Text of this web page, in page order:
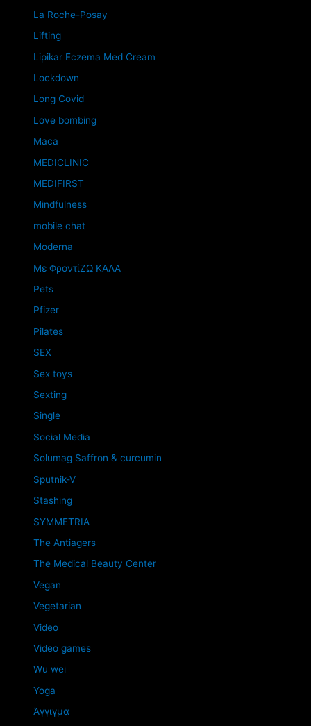
La Roche-Posay
Lifting
Lipikar Eczema Med Cream
Lockdown
Long Covid
Love bombing
Maca
MEDICLINIC
MEDIFIRST
Mindfulness
mobile chat
Moderna
Mε ΦροντίΖΩ ΚΑΛΑ
Pets
Pfizer
Pilates
SEX
Sex toys
Sexting
Single
Social Media
Solumag Saffron & curcumin
Sputnik-V
Stashing
SYMMETRIA
The Antiagers
The Medical Beauty Center
Vegan
Vegetarian
Video
Video games
Wu wei
Yoga
Άγγιγμα